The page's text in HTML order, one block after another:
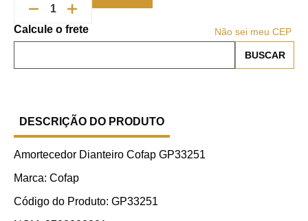
Não sei meu CEP
DESCRIÇÃO DO PRODUTO
Amortecedor Dianteiro Cofap GP33251
Marca: Cofap
Código do Produto: GP33251